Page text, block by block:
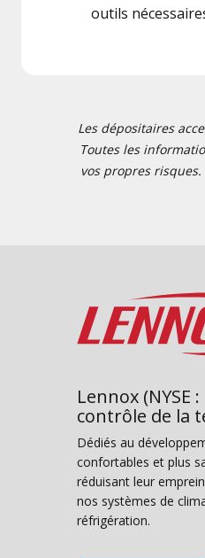
outils
Les dépositaires
Toutes les
vos propres
Lennox (NYSE
contrôle de la
Dédiés au
confortables et plus
réduisant leur
nos systèmes de
réfrigération.